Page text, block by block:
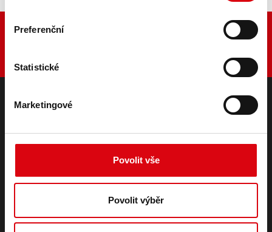
Preferenční
Statistické
Marketingové
Povolit vše
Povolit výběr
Startovací a palubní baterie
Trakční a záložní baterie
Trakční a záložní baterie